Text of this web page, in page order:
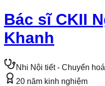
Bác sĩ CKII
Khanh
Nhi Nội tiết - Chuyển
20 năm kinh nghiệm